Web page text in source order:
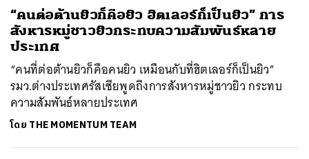
“คนต่อต้านยิวก็คือยิว ฮิตเลอร์ก็เป็นยิว” การ
สังหารหมู่ชาวยิวกระทบความสัมพันธ์หลาย
ประเทศ
“คนที่ต่อต้านยิวก็คือคนยิว เหมือนกับที่ฮิตเลอร์ก็เป็นยิว”
รมว.ต่างประเทศรัสเซียพูดถึงการสังหารหมู่ชาวยิว กระทบ
ความสัมพันธ์หลายประเทศ
โดย THE MOMENTUM TEAM
ค้นหา
SHARE TWEET LINE EMAIL